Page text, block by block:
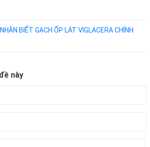
BIẾT GẠCH ỐP LÁT VIGLACERA CHÍNH
này